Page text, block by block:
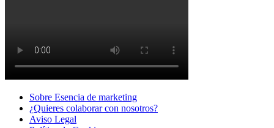
Sobre Esencia de marketing
¿Quieres colaborar con nosotros?
Aviso Legal